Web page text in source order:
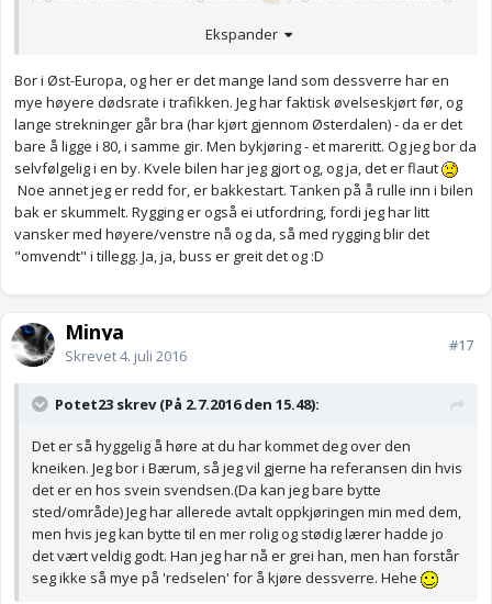
begynnelsen. Jeg har gjort det selv mange ganger. haha.
stressa kan jeg lett kvele bilen. Og det er kjempe flaut.
Ekspander
Bor i Øst-Europa, og her er det mange land som dessverre har en
mye høyere dødsrate i trafikken. Jeg har faktisk øvelseskjørt før, og
lange strekninger går bra (har kjørt gjennom Østerdalen) - da er det
bare å ligge i 80, i samme gir. Men bykjøring - et mareritt. Og jeg bor da
selvfølgelig i en by. Kvele bilen har jeg gjort og, og ja, det er flaut
Noe annet jeg er redd for, er bakkestart. Tanken på å rulle inn i bilen
bak er skummelt. Rygging er også ei utfordring, fordi jeg har litt
vansker med høyere/venstre nå og da, så med rygging blir det
"omvendt" i tillegg. Ja, ja, buss er greit det og :D
Minya
Skrevet4. juli 2016
#17
Potet23 skrev (På 2.7.2016 den 15.48):
Det er så hyggelig å høre at du har kommet deg over den
kneiken. Jeg bor i Bærum, så jeg vil gjerne ha referansen din hvis
det er en hos svein svendsen.(Da kan jeg bare bytte
sted/område) Jeg har allerede avtalt oppkjøringen min med dem,
men hvis jeg kan bytte til en mer rolig og stødig lærer hadde jo
det vært veldig godt. Han jeg har nå er grei han, men han forstår
seg ikke så mye på 'redselen' for å kjøre dessverre. Hehe